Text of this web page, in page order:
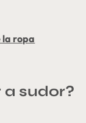
la ropa
sudor?